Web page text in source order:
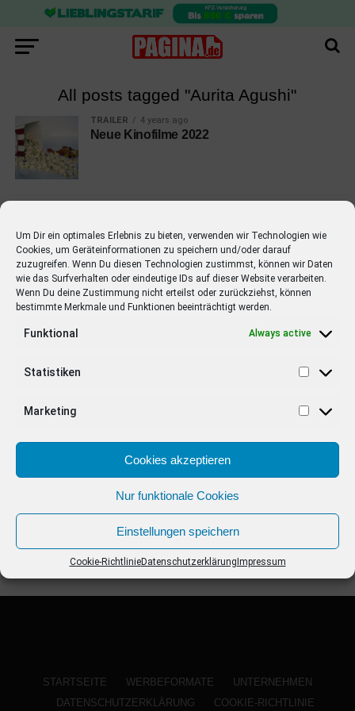
Um Dir ein optimales Erlebnis zu bieten, verwenden wir Technologien wie
Cookies, um Geräteinformationen zu speichern und/oder darauf
zuzugreifen. Wenn Du diesen Technologien zustimmst, können wir Daten
wie das Surfverhalten oder eindeutige IDs auf dieser Website verarbeiten.
Wenn Du deine Zustimmung nicht erteilst oder zurückziehst, können
bestimmte Merkmale und Funktionen beeinträchtigt werden.
Funktional Always active
Statistiken
Marketing
Cookies akzeptieren
Nur funktionale Cookies
Einstellungen speichern
Cookie-RichtlinieDatenschutzerklärung Impressum
All posts tagged "Aurita Agushi"
TRAILER 4 years ago
Neue Kinofilme 2022
EMPFOHLEN
STARS 4 years ago
Barbara Schöneberger Moderatorin
von “Verstehen Sie Spaß?”
STARTSEITE WERBEFORMATE
UNTERNEHMEN
DATENSCHUTZERKLÄRUNG
COOKIE-RICHTLINIE